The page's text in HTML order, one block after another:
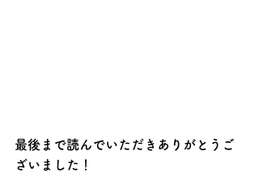
最後まで読んでいただきありがとうご
ざいました！